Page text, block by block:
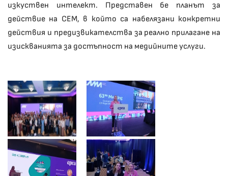
изкуствен интелект. Представен бе планът за
действие на СЕМ, в който са набелязани конкретни
действия и предизвикателства за реално прилагане на
изискванията за достъпност на медийните услуги.